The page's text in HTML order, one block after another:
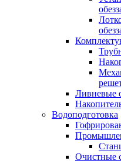
Ливневые
Водоподготовка
Очистные